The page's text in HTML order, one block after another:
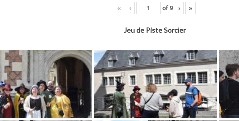
« ‹ of9 › »
Jeu de Piste Sorcier